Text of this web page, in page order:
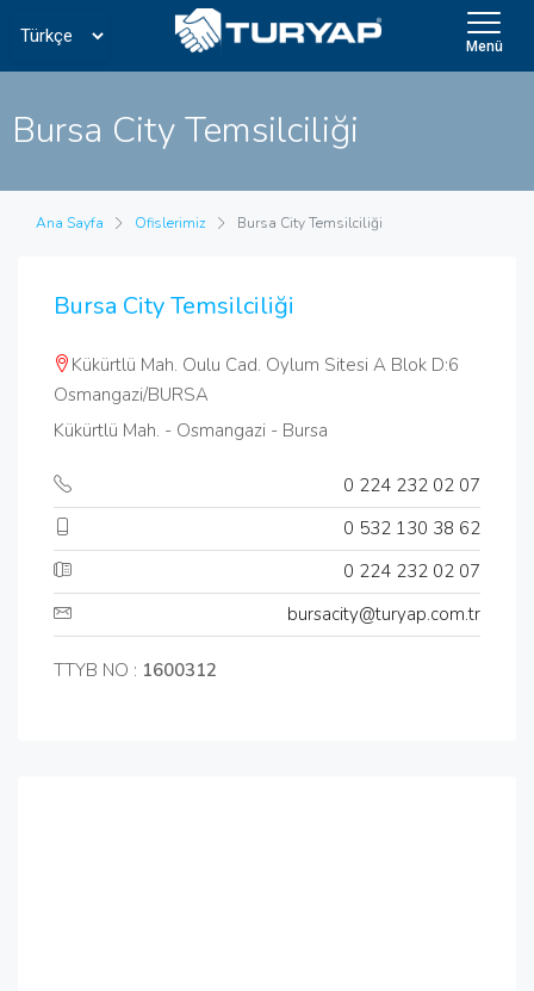
Menü
Bursa City Temsilciliği
Ana Sayfa Ofislerimiz Bursa City Temsilciliği
Bursa City Temsilciliği
Kükürtlü Mah. Oulu Cad. Oylum Sitesi A Blok D:6
Osmangazi/BURSA
Kükürtlü Mah. - Osmangazi - Bursa
0 224 232 02 07
0 532 130 38 62
0 224 232 02 07
bursacity@turyap.com.tr
TTYB NO : 1600312